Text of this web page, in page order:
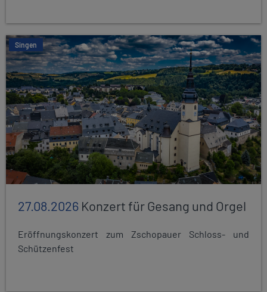
Singen
27.08.2026 Konzert für Gesang und Orgel
Eröffnungskonzert zum Zschopauer Schloss- und
Schützenfest